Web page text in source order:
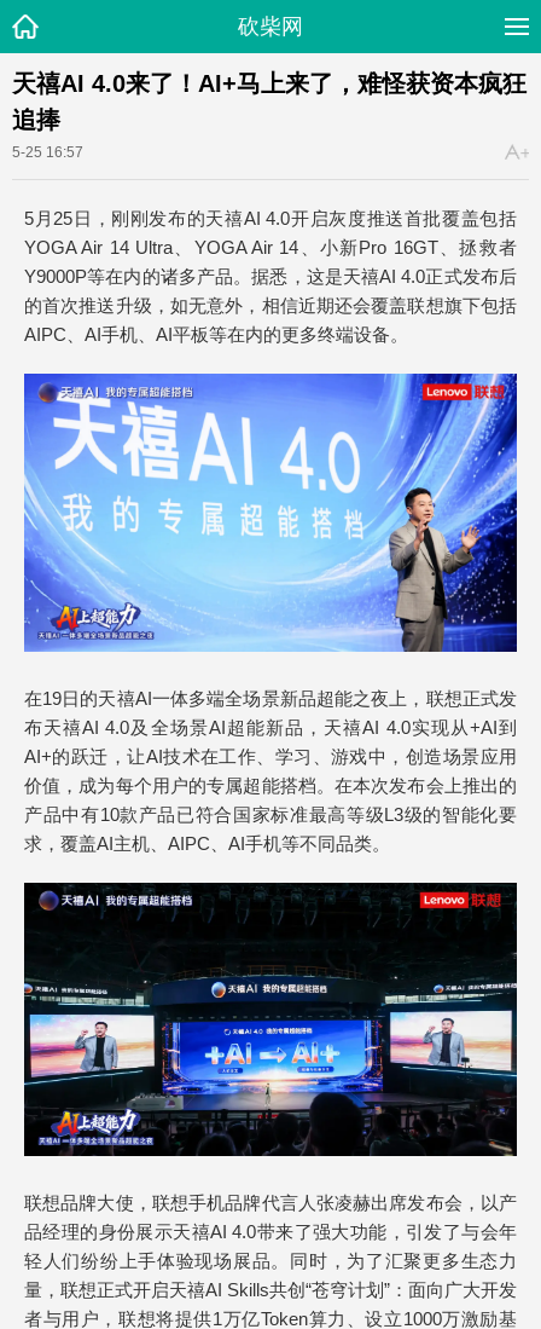
砍柴网
天禧AI 4.0来了！AI+马上来了，难怪获资本疯狂
追捧
5-25 16:57
5月25日，刚刚发布的天禧AI 4.0开启灰度推送首批覆盖包括
YOGA Air 14 Ultra、YOGA Air 14、小新Pro 16GT、拯救者
Y9000P等在内的诸多产品。据悉，这是天禧AI 4.0正式发布后
的首次推送升级，如无意外，相信近期还会覆盖联想旗下包括
AIPC、AI手机、AI平板等在内的更多终端设备。
在19日的天禧AI一体多端全场景新品超能之夜上，联想正式发
布天禧AI 4.0及全场景AI超能新品，天禧AI 4.0实现从+AI到
AI+的跃迁，让AI技术在工作、学习、游戏中，创造场景应用
价值，成为每个用户的专属超能搭档。在本次发布会上推出的
产品中有10款产品已符合国家标准最高等级L3级的智能化要
求，覆盖AI主机、AIPC、AI手机等不同品类。
联想品牌大使，联想手机品牌代言人张凌赫出席发布会，以产
品经理的身份展示天禧AI 4.0带来了强大功能，引发了与会年
轻人们纷纷上手体验现场展品。同时，为了汇聚更多生态力
量，联想正式开启天禧AI Skills共创“苍穹计划”：面向广大开发
者与用户，联想将提供1万亿Token算力、设立1000万激励基